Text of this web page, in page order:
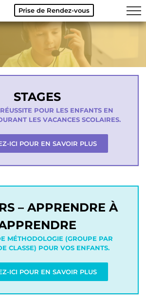
Prise de Rendez-vous
STAGES
POUR LES ENFANTS EN
LES VACANCES SCOLAIRES.
ICI POUR EN SAVOIR PLUS
– APPRENDRE À
MÉTHODOLOGIE (GROUPE PAR
CLASSE) POUR VOS ENFANTS.
ICI POUR EN SAVOIR PLUS